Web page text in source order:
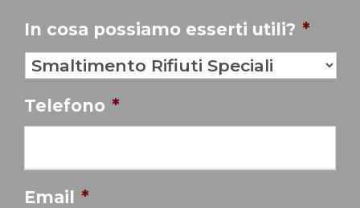
In cosa possiamo esserti utili? *
Telefono *
Email *